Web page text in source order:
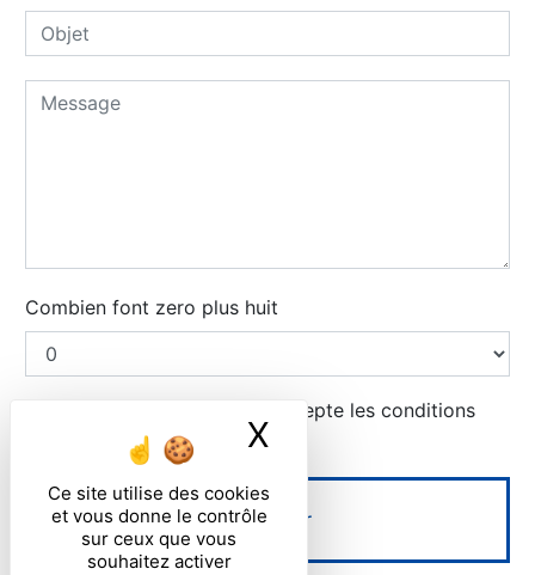
Ce site utilise des cookies
et vous donne le contrôle
sur ceux que vous
souhaitez activer
X Masquer le
Combien font zero plus huit
En cochant cette case, j'accepte les conditions
particulières ci-dessous **
Envoyer